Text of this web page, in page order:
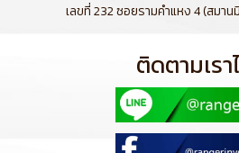
เลขที่ 232 ซอยรามคำแหง 4 (สมา
ติดตามเร